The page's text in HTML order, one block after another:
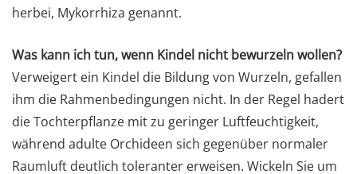
herbei, Mykorrhiza genannt.
Was kann ich tun, wenn Kindel nicht bewurzeln wollen?
Verweigert ein Kindel die Bildung von Wurzeln, gefallen
ihm die Rahmenbedingungen nicht. In der Regel hadert
die Tochterpflanze mit zu geringer Luftfeuchtigkeit,
während adulte Orchideen sich gegenüber normaler
Raumluft deutlich toleranter erweisen. Wickeln Sie um